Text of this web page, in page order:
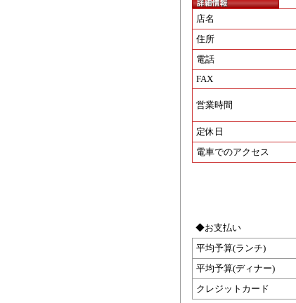
店名
住所
電話
FAX
営業時間
定休日
電車でのアクセス
◆お支払い
平均予算(ランチ)
平均予算(ディナー)
クレジットカード